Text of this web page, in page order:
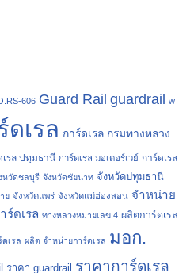
606 Guard Rail guardrail w
ดเรล การ์ดเรล กรมทางหลวง
เรล ปทุมธานี การ์ดเรล มอเตอร์เวย์ การ์ดเรล
หวัดชลบุรี จังหวัดชัยนาท จังหวัดปทุมธานี
ย จังหวัดแพร่ จังหวัดแม่ฮ่องสอน จำหน่าย
ร์ดเรล ทางหลวงหมายเลข 4 ผลิตการ์ดเรล
เรล ผลิต จำหน่ายการ์ดเรล มอก.
ราคา guardrail ราคาการ์ดเรล